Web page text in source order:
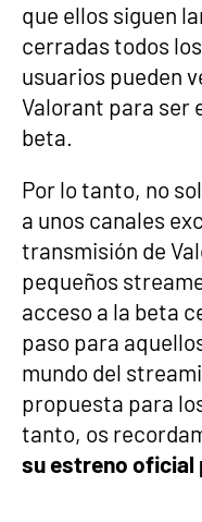
que ellos siguen
cerradas todos
usuarios pueden
Valorant para ser
beta.
Por lo tanto, no
a unos canales
transmisión de
pequeños
acceso a la beta
paso para
mundo del
propuesta para
tanto, os
su estreno oficial